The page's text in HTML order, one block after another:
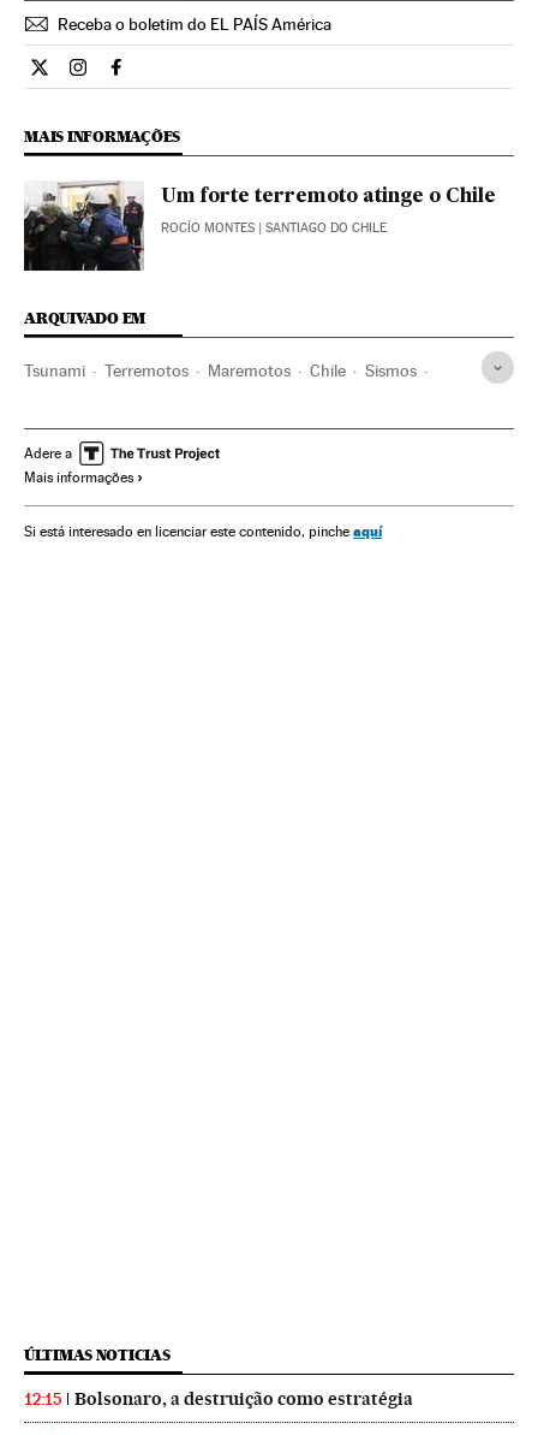
Receba o boletim do EL PAÍS América
Internacional El País Brasil en Twitter
Internacional El País Brasil en Instagram
Internacional El País Brasil en Facebook
MAIS INFORMAÇÕES
Um forte terremoto atinge o Chile
ROCÍO MONTES | SANTIAGO DO CHILE
ARQUIVADO EM
Tsunami Terremotos Maremotos Chile Sismos
Desastres América Acontecimentos
Adere a
Mais informações
Si está interesado en licenciar este contenido, pinche aquí
ÚLTIMAS NOTICIAS
12:15 Bolsonaro, a destruição como estratégia